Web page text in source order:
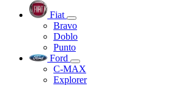
Fiat
Bravo
Doblo
Punto
Ford
C-MAX
Explorer